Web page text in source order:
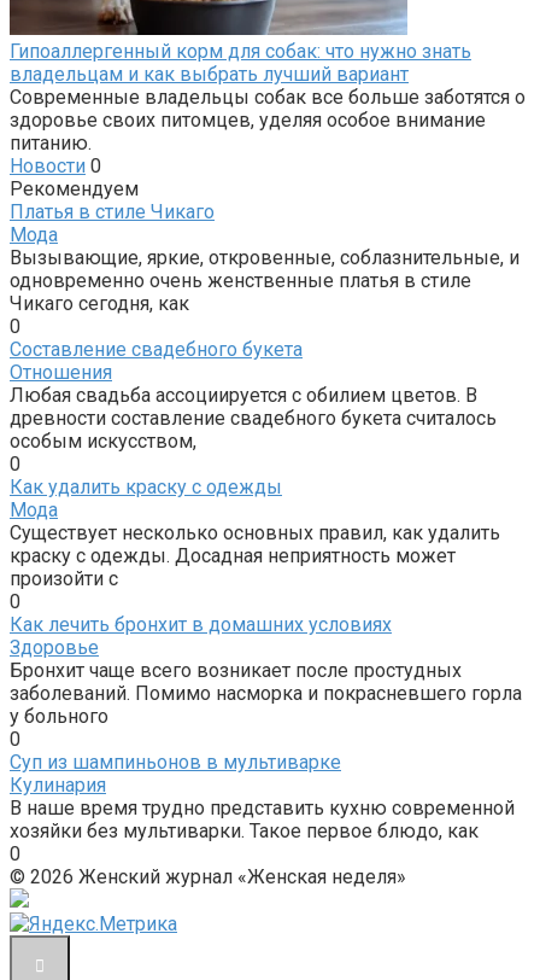
Гипоаллергенный корм для собак: что нужно знать
владельцам и как выбрать лучший вариант
Современные владельцы собак все больше заботятся о
здоровье своих питомцев, уделяя особое внимание
питанию.
Новости 0
Рекомендуем
Платья в стиле Чикаго
Мода
Вызывающие, яркие, откровенные, соблазнительные, и
одновременно очень женственные платья в стиле
Чикаго сегодня, как
0
Составление свадебного букета
Отношения
Любая свадьба ассоциируется с обилием цветов. В
древности составление свадебного букета считалось
особым искусством,
0
Как удалить краску с одежды
Мода
Существует несколько основных правил, как удалить
краску с одежды. Досадная неприятность может
произойти с
0
Как лечить бронхит в домашних условиях
Здоровье
Бронхит чаще всего возникает после простудных
заболеваний. Помимо насморка и покрасневшего горла
у больного
0
Суп из шампиньонов в мультиварке
Кулинария
В наше время трудно представить кухню современной
хозяйки без мультиварки. Такое первое блюдо, как
0
© 2026 Женский журнал «Женская неделя»